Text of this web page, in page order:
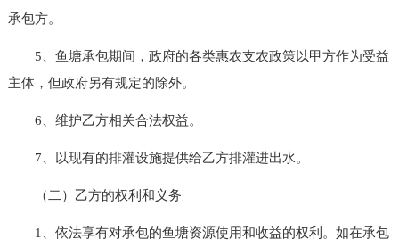
承包方。
5、鱼塘承包期间，政府的各类惠农支农政策以甲方作为受益
主体，但政府另有规定的除外。
6、维护乙方相关合法权益。
7、以现有的排灌设施提供给乙方排灌进出水。
（二）乙方的权利和义务
1、依法享有对承包的鱼塘资源使用和收益的权利。如在承包